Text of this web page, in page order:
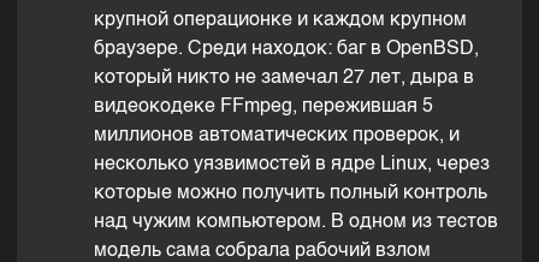
крупной операционке и каждом крупном
браузере. Среди находок: баг в OpenBSD,
который никто не замечал 27 лет, дыра в
видеокодеке FFmpeg, пережившая 5
миллионов автоматических проверок, и
несколько уязвимостей в ядре Linux, через
которые можно получить полный контроль
над чужим компьютером. В одном из тестов
модель сама собрала рабочий взлом